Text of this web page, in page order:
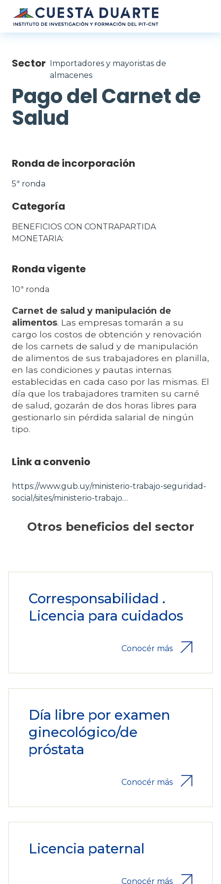
Pasar al contenido principal
Sector
Importadores y mayoristas de
almacenes
Pago del Carnet de
Salud
Ronda de incorporación
5ª ronda
Categoría
BENEFICIOS CON CONTRAPARTIDA
MONETARIA
Ronda vigente
10ª ronda
Carnet de salud y manipulación de
alimentos. Las empresas tomarán a su
cargo los costos de obtención y renovación
de los carnets de salud y de manipulación
de alimentos de sus trabajadores en planilla,
en las condiciones y pautas internas
establecidas en cada caso por las mismas. El
día que los trabajadores tramiten su carné
de salud, gozarán de dos horas libres para
gestionarlo sin pérdida salarial de ningún
tipo.
Link a convenio
https://www.gub.uy/ministerio-trabajo-seguridad-
social/sites/ministerio-trabajo…
Otros beneficios del sector
Corresponsabilidad .
Licencia para cuidados
Conocér más
Día libre por examen
ginecológico/de
próstata
Conocér más
Licencia paternal
Conocér más